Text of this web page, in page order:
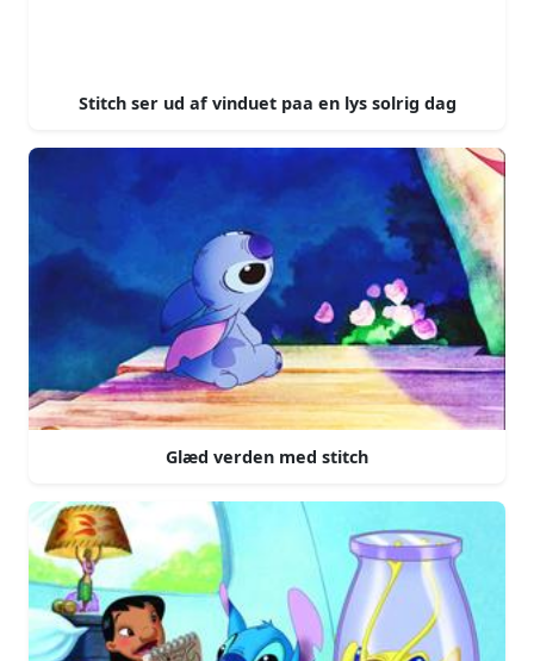
Stitch ser ud af vinduet paa en lys solrig dag
Glæd verden med stitch